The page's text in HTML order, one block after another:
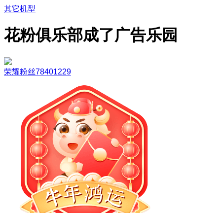
其它机型
花粉俱乐部成了广告乐园
荣耀粉丝78401229